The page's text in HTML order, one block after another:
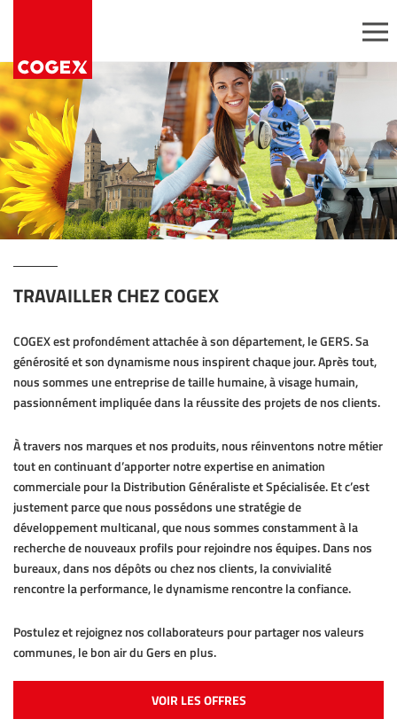
Expertise
Gammes
permanentes
Offres
promotionnelles
Opérations avec
services
façon
Nous rejoindre
Découvrir Cogex
Postes ouverts
Candidatures
spontanées
Passez commande
TRAVAILLER CHEZ COGEX
COGEX est profondément attachée à son département, le GERS. Sa
générosité et son dynamisme nous inspirent chaque jour. Après tout,
nous sommes une entreprise de taille humaine, à visage humain,
passionnément impliquée dans la réussite des projets de nos clients.
À travers nos marques et nos produits, nous réinventons notre métier
tout en continuant d’apporter notre expertise en animation
commerciale pour la Distribution Généraliste et Spécialisée. Et c’est
justement parce que nous possédons une stratégie de
développement multicanal, que nous sommes constamment à la
recherche de nouveaux profils pour rejoindre nos équipes. Dans nos
bureaux, dans nos dépôts ou chez nos clients, la convivialité
rencontre la performance, le dynamisme rencontre la confiance.
Postulez et rejoignez nos collaborateurs pour partager nos valeurs
communes, le bon air du Gers en plus.
VOIR LES OFFRES